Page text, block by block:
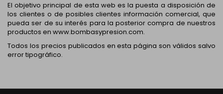
El objetivo principal de esta web es la puesta a disposición de
los clientes o de posibles clientes información comercial, que
pueda ser de su interés para la posterior compra de nuestros
productos en www.bombasypresion.com.
Todos los precios publicados en esta página son válidos salvo
error tipográfico.